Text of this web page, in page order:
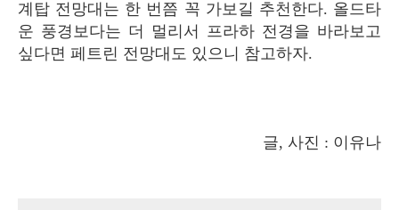
계탑 전망대는 한 번쯤 꼭 가보길 추천한다. 올드타
운 풍경보다는 더 멀리서 프라하 전경을 바라보고
싶다면 페트린 전망대도 있으니 참고하자.
글, 사진 : 이유나